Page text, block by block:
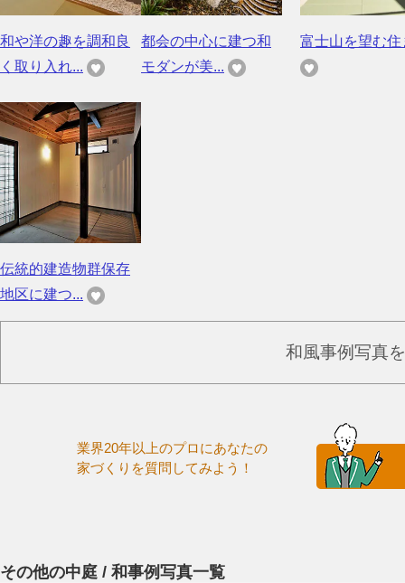
和や洋の趣を調和良
く取り入れ...
都会の中心に建つ和
モダンが美...
富士山を望む住
伝統的建造物群保存
地区に建つ...
和風事例写真
業界20年以上のプロにあなたの
家づくりを質問してみよう！
その他の中庭 / 和事例写真一覧